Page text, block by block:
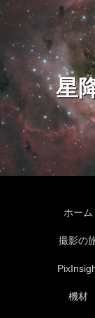
星
ホーム
撮影の
機材